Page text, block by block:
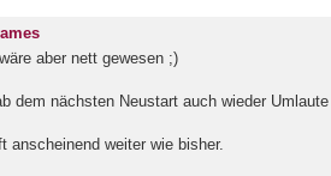
aber nett gewesen ;)
dem nächsten Neustart auch wieder Umlaute
weiter wie bisher.